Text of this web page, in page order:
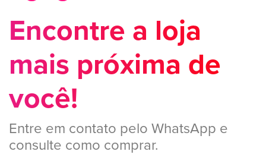
Encontre a loja
mais próxima de
você!
Entre em contato pelo WhatsApp e
consulte como comprar.